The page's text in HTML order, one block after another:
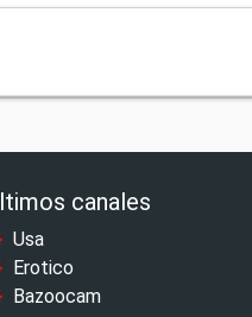
canales
Usa
Erotico
Bazoocam